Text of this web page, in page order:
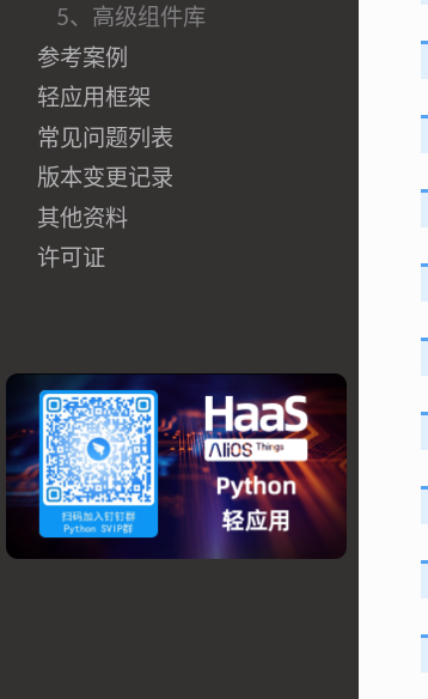
5、高级组件库
参考案例
轻应用框架
常见问题列表
版本变更记录
其他资料
许可证